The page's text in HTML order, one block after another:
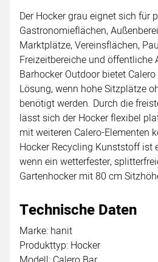
Der Hocker grau eignet sich für
Gastronomieflächen,
Marktplätze, Vereinsflächen,
Freizeitbereiche und
Barhocker Outdoor bietet
Lösung, wenn hohe Sitzplätze
benötigt werden. Durch die
lässt sich der Hocker flexibel
mit weiteren Calero-Elementen
Hocker Recycling Kunststoff ist
wenn ein wetterfester,
Gartenhocker mit 80 cm
Technische Daten
Marke: hanit
Produkttyp: Hocker